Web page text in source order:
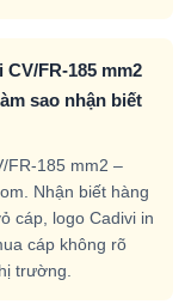
FR-185 mm2
sao nhận biết
FR-185 mm2 –
Nhận biết hàng
cáp, logo Cadivi in
cáp không rõ
trường.